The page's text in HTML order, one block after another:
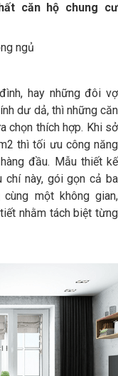
căn hộ chung cư
ngủ
hay những đôi vợ
dư dả, thì những căn
chọn thích hợp. Khi sở
thì tối ưu công năng
đầu. Mẫu thiết kế
chí này, gói gọn cả ba
một không gian,
nhằm tách biệt từng